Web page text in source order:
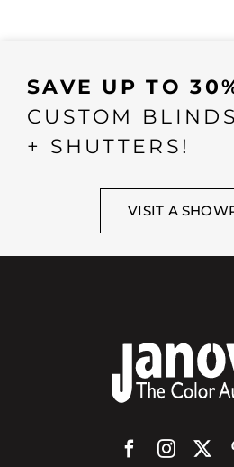
SAVE UP TO
CUSTOM
+ SHUTTERS!
VISIT A